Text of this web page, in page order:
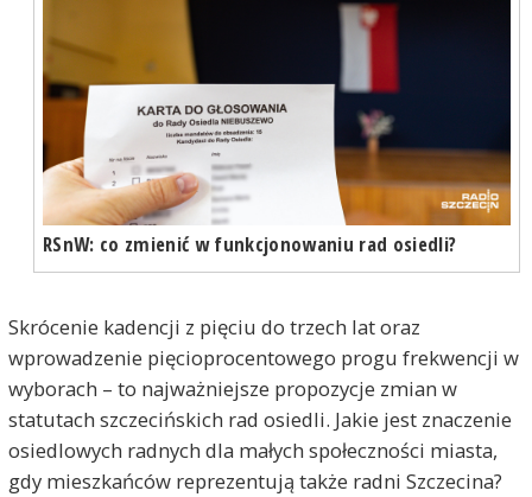
RSnW: co zmienić w funkcjonowaniu rad osiedli?
Skrócenie kadencji z pięciu do trzech lat oraz
wprowadzenie pięcioprocentowego progu frekwencji w
wyborach – to najważniejsze propozycje zmian w
statutach szczecińskich rad osiedli. Jakie jest znaczenie
osiedlowych radnych dla małych społeczności miasta,
gdy mieszkańców reprezentują także radni Szczecina?